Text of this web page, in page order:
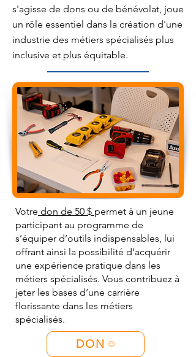
s'agisse de dons ou de bénévolat, joue
un rôle essentiel dans la création d'une
industrie des métiers spécialisés plus
inclusive et plus équitable.
Votre don de 50 $ permet à un jeune
participant au programme de
s’équiper d’outils indispensables, lui
offrant ainsi la possibilité d’acquérir
une expérience pratique dans les
métiers spécialisés. Vous contribuez à
jeter les bases d’une carrière
florissante dans les métiers
spécialisés.
DON